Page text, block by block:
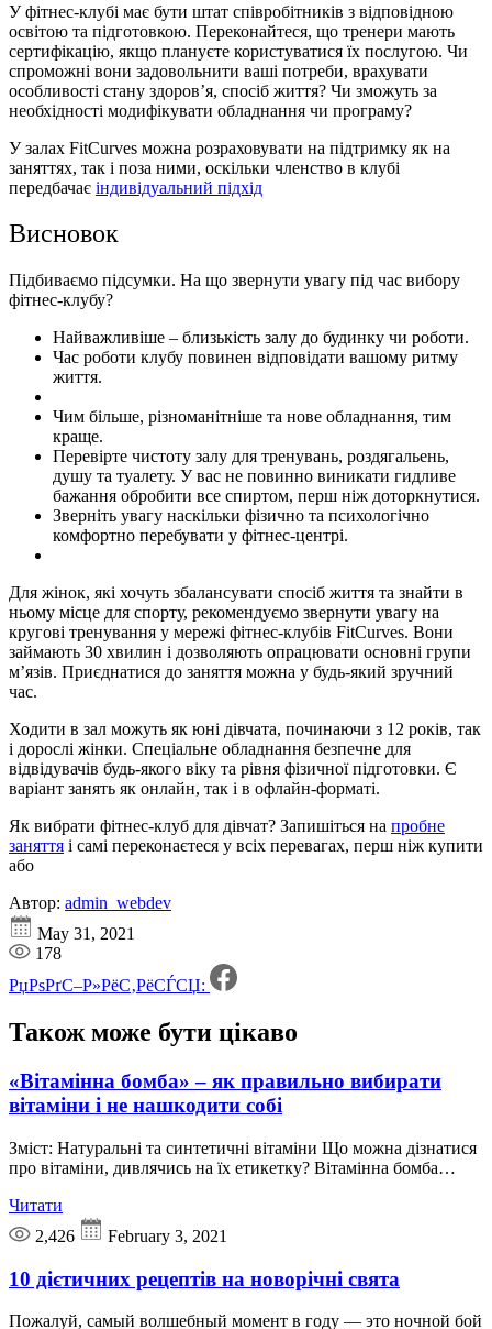
У фітнес-клубі має бути штат співробітників з відповідною
освітою та підготовкою. Переконайтеся, що тренери мають
сертифікацію, якщо плануєте користуватися їх послугою. Чи
спроможні вони задовольнити ваші потреби, врахувати
особливості стану здоров’я, спосіб життя? Чи зможуть за
необхідності модифікувати обладнання чи програму?
У залах FitCurves можна розраховувати на підтримку як на
заняттях, так і поза ними, оскільки членство в клубі
передбачає індивідуальний підхід
Висновок
Підбиваємо підсумки. На що звернути увагу під час вибору
фітнес-клубу?
Найважливіше – близькість залу до будинку чи роботи.
Час роботи клубу повинен відповідати вашому ритму
життя.
Чим більше, різноманітніше та нове обладнання, тим
краще.
Перевірте чистоту залу для тренувань, роздягальень,
душу та туалету. У вас не повинно виникати гидливе
бажання обробити все спиртом, перш ніж доторкнутися.
Зверніть увагу наскільки фізично та психологічно
комфортно перебувати у фітнес-центрі.
Для жінок, які хочуть збалансувати спосіб життя та знайти в
ньому місце для спорту, рекомендуємо звернути увагу на
кругові тренування у мережі фітнес-клубів FitCurves. Вони
займають 30 хвилин і дозволяють опрацювати основні групи
м’язів. Приєднатися до заняття можна у будь-який зручний
час.
Ходити в зал можуть як юні дівчата, починаючи з 12 років, так
і дорослі жінки. Спеціальне обладнання безпечне для
відвідувачів будь-якого віку та рівня фізичної підготовки. Є
варіант занять як онлайн, так і в офлайн-форматі.
Як вибрати фітнес-клуб для дівчат? Запишіться на пробне
заняття і самі переконаєтеся у всіх перевагах, перш ніж купити
або
Автор: admin_webdev
May 31, 2021
178
РџРѕРґС–Р»РёС‚РёСЃСЏ:
Також може бути цікаво
«Вітамінна бомба» – як правильно вибирати
вітаміни і не нашкодити собі
Зміст: Натуральні та синтетичні вітаміни Що можна дізнатися
про вітаміни, дивлячись на їх етикетку? Вітамінна бомба…
Читати
2,426
February 3, 2021
10 дієтичних рецептів на новорічні свята
Пожалуй, самый волшебный момент в году — это ночной бой